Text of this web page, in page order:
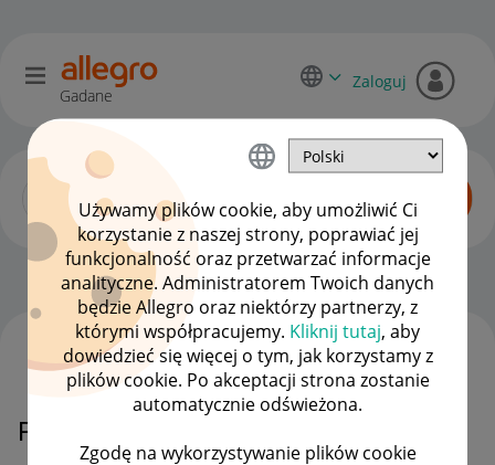
Używamy plików cookie, aby umożliwić Ci
korzystanie z naszej strony, poprawiać jej
funkcjonalność oraz przetwarzać informacje
analityczne. Administratorem Twoich danych
będzie Allegro oraz niektórzy partnerzy, z
którymi współpracujemy. Kliknij tutaj, aby
dowiedzieć się więcej o tym, jak korzystamy z
plików cookie. Po akceptacji strona zostanie
automatycznie odświeżona.
Zgodę na wykorzystywanie plików cookie
Gadane
Zaloguj
Zaawansowani sprzedawcy OPCJE
Problem z pracownikiem Allegro
WSZYSTKIE TEMATY